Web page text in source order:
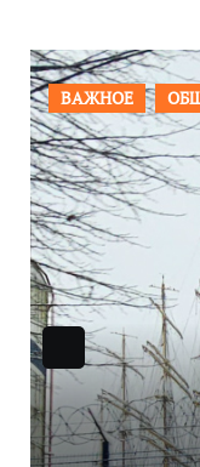
ПРОИСШЕСТВИЯ